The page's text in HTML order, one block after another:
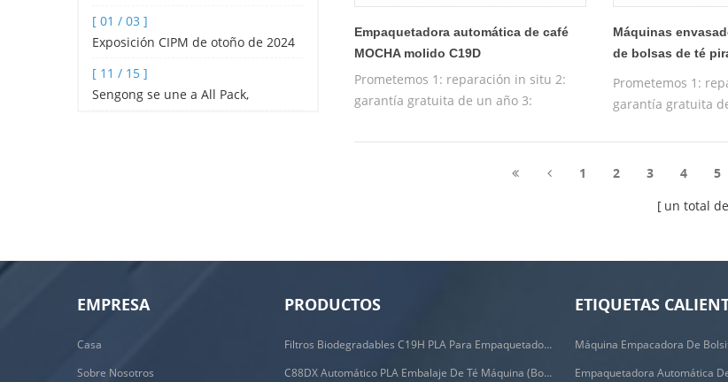
Shenzhen 2024
[ 01 / 03 ]
Exposición CIPM de otoño de 2024
[ 11 / 15 ]
Sengong se une a All Pack,
Empaquetadora automática de café
MOCHA molido C19D
Prometemos 1: reparación in situ 2:
garantía gratuita de un año 3:
formación gratuita en funcionamiento
Máquinas
de bolsas de té
Prometemos 1:
garantía gratuita
formación
de la máquina
1 2 3 4 5
un total de
EMPRESA
Casa
Sobre Nosotros
PRODUCTOS
Filtros Biodegradables C19H PLA Para Empaquetadora De Bolsas De Café Por Goteo
C88DX Automático PLA Embalaje De Té Máquina (bolsa Tipo)
ETIQUETAS
Empaquetadora Automática